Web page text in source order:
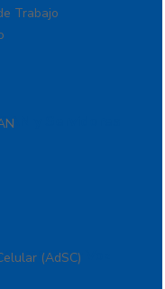
Trabajo
y Servidores
LTE, 3G y Voz
(AdSC)